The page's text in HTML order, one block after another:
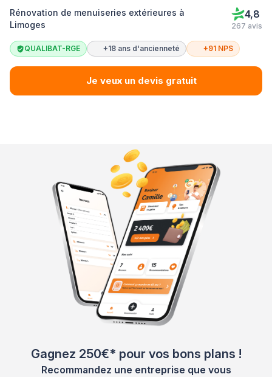
Rénovation de menuiseries extérieures à
Limoges
4,8
267 avis
QUALIBAT-RGE +18 ans d'ancienneté +91 NPS
Je veux un devis gratuit
Gagnez 250€* pour vos bons plans !
Recommandez une entreprise que vous